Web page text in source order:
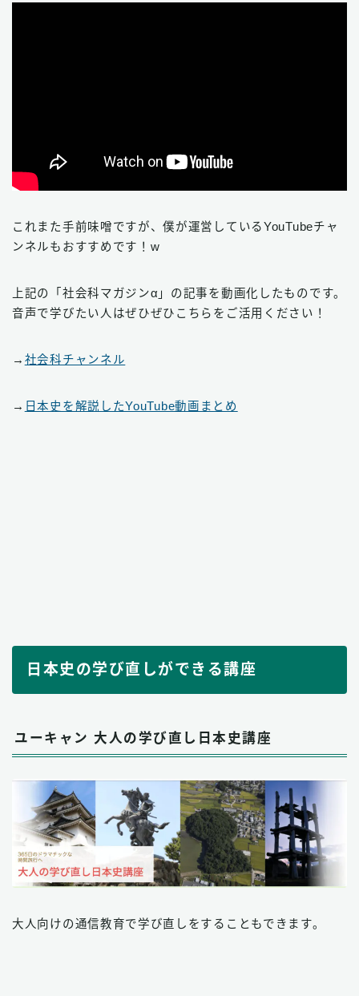
これまた手前味噌ですが、僕が運営しているYouTubeチャ
ンネルもおすすめです！w
上記の「社会科マガジンα」の記事を動画化したものです。
音声で学びたい人はぜひぜひこちらをご活用ください！
→ 社会科チャンネル
→ 日本史を解説したYouTube動画まとめ
日本史の学び直しができる講座
ユーキャン 大人の学び直し日本史講座
大人向けの通信教育で学び直しをすることもできます。